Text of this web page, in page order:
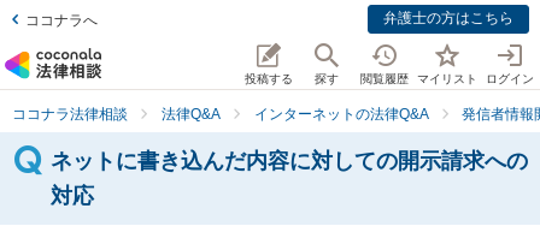
ココナラへ 弁護士の方はこちら
投稿する 探す 閲覧履歴 マイリスト ログイン
ココナラ法律相談 法律Q&A インターネットの法律Q&A 発信者情報
ネットに書き込んだ内容に対しての開示請求への
対応